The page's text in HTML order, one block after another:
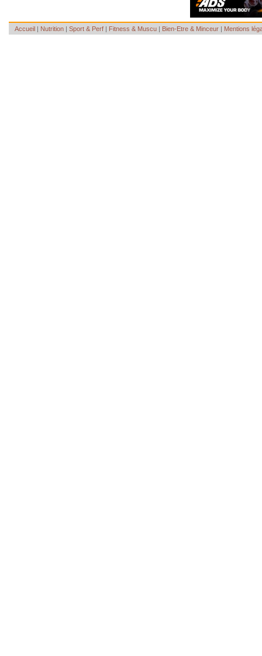
Accueil | Nutrition | Sport & Perf | Fitness & Muscu | Bien-Etre & Minceur | Mentions